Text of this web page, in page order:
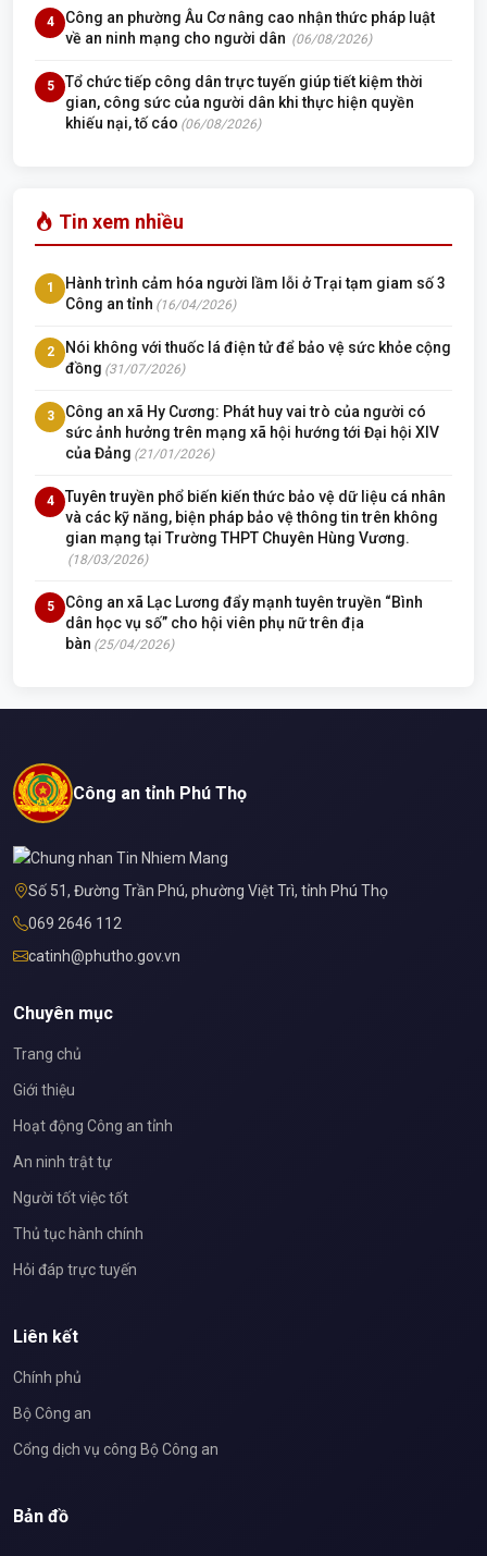
4
Công an phường Âu Cơ nâng cao nhận thức pháp luật
về an ninh mạng cho người dân (06/08/2026)
5
Tổ chức tiếp công dân trực tuyến giúp tiết kiệm thời
gian, công sức của người dân khi thực hiện quyền
khiếu nại, tố cáo (06/08/2026)
Tin xem nhiều
1
Hành trình cảm hóa người lầm lỗi ở Trại tạm giam số 3
Công an tỉnh (16/04/2026)
2
Nói không với thuốc lá điện tử để bảo vệ sức khỏe cộng
đồng (31/07/2026)
3
Công an xã Hy Cương: Phát huy vai trò của người có
sức ảnh hưởng trên mạng xã hội hướng tới Đại hội XIV
của Đảng (21/01/2026)
4
Tuyên truyền phổ biến kiến thức bảo vệ dữ liệu cá nhân
và các kỹ năng, biện pháp bảo vệ thông tin trên không
gian mạng tại Trường THPT Chuyên Hùng Vương.
(18/03/2026)
5
Công an xã Lạc Lương đẩy mạnh tuyên truyền “Bình
dân học vụ số” cho hội viên phụ nữ trên địa
bàn (25/04/2026)
Công an tỉnh Phú Thọ
Số 51, Đường Trần Phú, phường Việt Trì, tỉnh Phú Thọ
069 2646 112
catinh@phutho.gov.vn
Chuyên mục
Trang chủ
Giới thiệu
Hoạt động Công an tỉnh
An ninh trật tự
Người tốt việc tốt
Thủ tục hành chính
Hỏi đáp trực tuyến
Liên kết
Chính phủ
Bộ Công an
Cổng dịch vụ công Bộ Công an
Bản đồ